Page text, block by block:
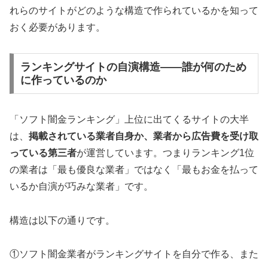
れらのサイトがどのような構造で作られているかを知って
おく必要があります。
ランキングサイトの自演構造——誰が何のため
に作っているのか
「ソフト闇金ランキング」上位に出てくるサイトの大半
は、 掲載されている業者自身か、業者から広告費を受け取
っている第三者が運営しています。つまりランキング1位
の業者は「最も優良な業者」ではなく「最もお金を払って
いるか自演が巧みな業者」です。
構造は以下の通りです。
①ソフト闇金業者がランキングサイトを自分で作る、また